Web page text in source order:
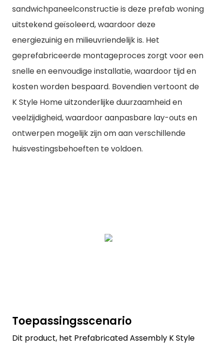
sandwichpaneelconstructie is deze prefab woning
uitstekend geïsoleerd, waardoor deze
energiezuinig en milieuvriendelijk is. Het
geprefabriceerde montageproces zorgt voor een
snelle en eenvoudige installatie, waardoor tijd en
kosten worden bespaard. Bovendien vertoont de
K Style Home uitzonderlijke duurzaamheid en
veelzijdigheid, waardoor aanpasbare lay-outs en
ontwerpen mogelijk zijn om aan verschillende
huisvestingsbehoeften te voldoen.
Toepassingsscenario
Dit product, het Prefabricated Assembly K Style